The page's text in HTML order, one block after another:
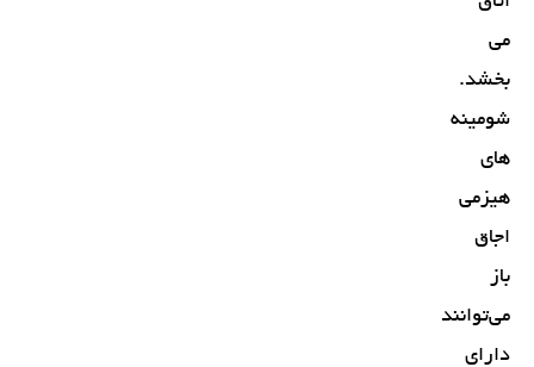
می
بخشد.
شومینه
های
هیزمی
اجاق
باز
می‌توانند
دارای